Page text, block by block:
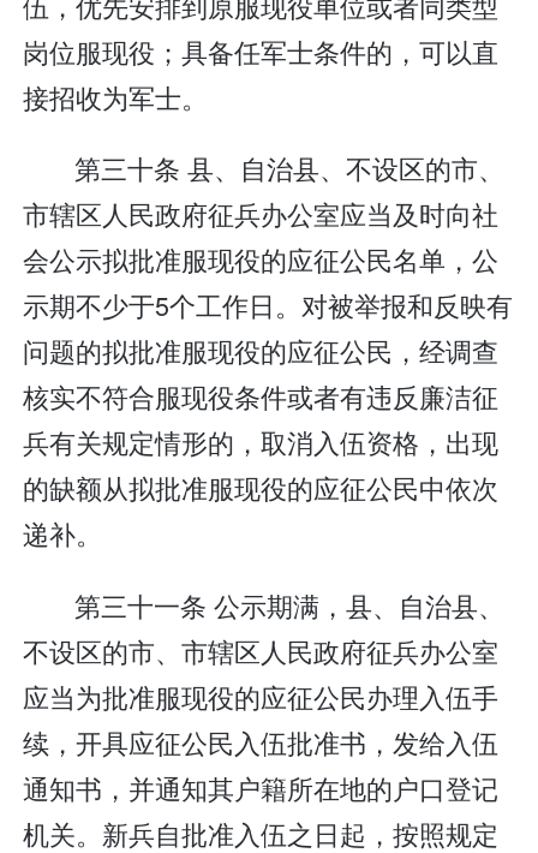
岗位服现役；具备任军士条件的，可以直
接招收为军士。
第三十条 县、自治县、不设区的市、
市辖区人民政府征兵办公室应当及时向社
会公示拟批准服现役的应征公民名单，公
示期不少于5个工作日。对被举报和反映有
问题的拟批准服现役的应征公民，经调查
核实不符合服现役条件或者有违反廉洁征
兵有关规定情形的，取消入伍资格，出现
的缺额从拟批准服现役的应征公民中依次
递补。
第三十一条 公示期满，县、自治县、
不设区的市、市辖区人民政府征兵办公室
应当为批准服现役的应征公民办理入伍手
续，开具应征公民入伍批准书，发给入伍
通知书，并通知其户籍所在地的户口登记
机关。新兵自批准入伍之日起，按照规定